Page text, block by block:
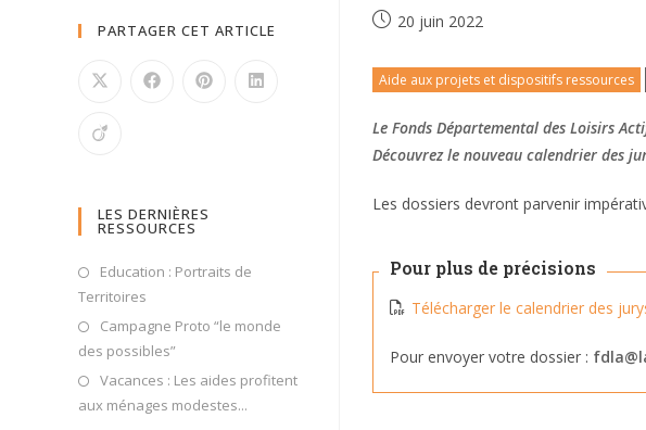
20 juin 2022
Aide aux projets et dispositifs ressources
Le Fonds Départemental des Loisirs
Découvrez le nouveau calendrier des
Les dossiers devront parvenir
Pour plus de précisions
Télécharger le calendrier des
Pour envoyer votre dossier :
PARTAGER CET ARTICLE
LES DERNIÈRES
RESSOURCES
Education : Portraits de
Territoires
Campagne Proto “le monde
des possibles”
Vacances : Les aides profitent
aux ménages modestes...